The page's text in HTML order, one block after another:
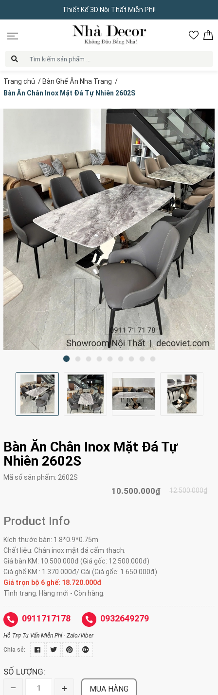
Thiết Kế 3D Nội Thất Miễn Phí!
Trang chủ / Bàn Ghế Ăn Nha Trang /
Bàn Ăn Chân Inox Mặt Đá Tự Nhiên 2602S
Bàn Ăn Chân Inox Mặt Đá Tự
Nhiên 2602S
Mã số sản phẩm: 2602S
10.500.000₫ 12.500.000₫
Product Info
Kích thước bàn: 1.8*0.9*0.75m
Chất liệu: Chân inox mặt đá cẩm thạch.
Giá bàn KM: 10.500.000đ (Giá gốc: 12.500.000đ)
Giá ghế KM : 1.370.000đ/ Cái (Giá gốc: 1.650.000đ)
Giá trọn bộ 6 ghế: 18.720.000đ
Tình trạng: Hàng mới - Còn hàng.
0911717178 0932649279
Hỗ Trợ Tư Vấn Miễn Phí - Zalo/Viber
Chia sẻ:
SỐ LƯỢNG:
– + MUA HÀNG